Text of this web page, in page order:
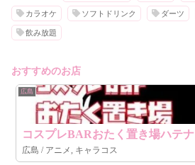
カラオケ ソフトドリンク ダーツ
飲み放題
おすすめのお店
広島
コスプレBARおたく置き場ハテナ
広島 / アニメ, キャラコス